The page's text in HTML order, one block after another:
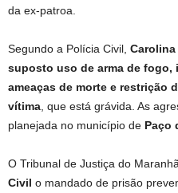
da ex-patroa.
Segundo a Polícia Civil,
suposto uso de arma de
ameaças de morte e restrição
vítima , que está grávida. As
planejada no município de Paço
O Tribunal de Justiça do
Civil o mandado de prisão